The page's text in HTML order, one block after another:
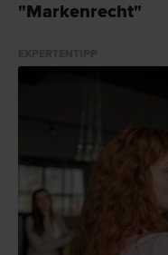
"Markenrecht"